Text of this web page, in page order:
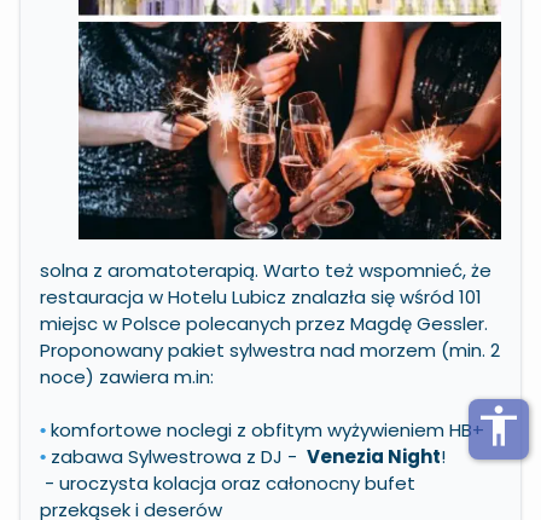
solna z aromatoterapią. Warto też wspomnieć, że
restauracja w Hotelu Lubicz znalazła się wśród 101
miejsc w Polsce polecanych przez Magdę Gessler.
Proponowany pakiet sylwestra nad morzem (min. 2
noce) zawiera m.in:
• komfortowe noclegi z obfitym wyżywieniem HB+
• zabawa Sylwestrowa z DJ - Venezia Night!
- uroczysta kolacja oraz całonocny bufet
przekąsek i deserów
accessibility
Zwiększ czcionkę
Zmniejsz czcionkę
Zwiększ odstęp w treści
Zmniejsz odstęp w treści
Negatywne kolory
Odcienie szarości
Duży kursor
Wskaźnik do czytania
Wyłącz animacje